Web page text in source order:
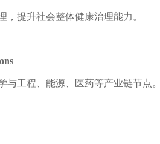
提升社会整体健康治理能力。
工程、能源、医药等产业链节点。